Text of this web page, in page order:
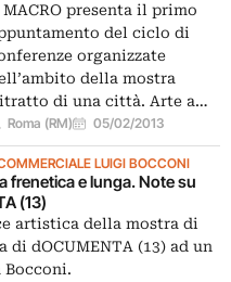
presenta il primo
del ciclo di
organizzate
della mostra
di una città. Arte a…
Roma (RM) 05/02/2013
LUIGI BOCCONI
frenetica e lunga. Note su
(13)
artistica della mostra di
di dOCUMENTA (13) ad un